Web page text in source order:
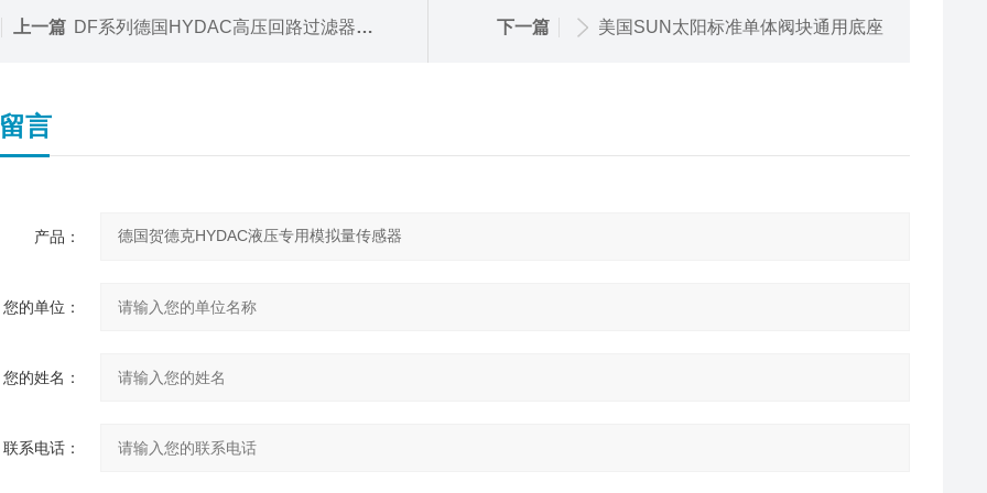
上一篇 DF系列德国HYDAC高压回路过滤器配套滤芯使用 下一篇 美国SUN太阳标准单体阀块通用底座
言
产品：
您的单位：
您的姓名：
联系电话：